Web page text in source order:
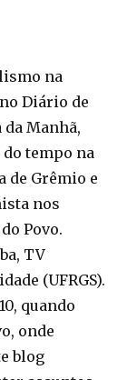
na
Diário de
Manhã,
tempo na
de Grêmio e
nos
Povo.
TV
(UFRGS).
quando
onde
blog